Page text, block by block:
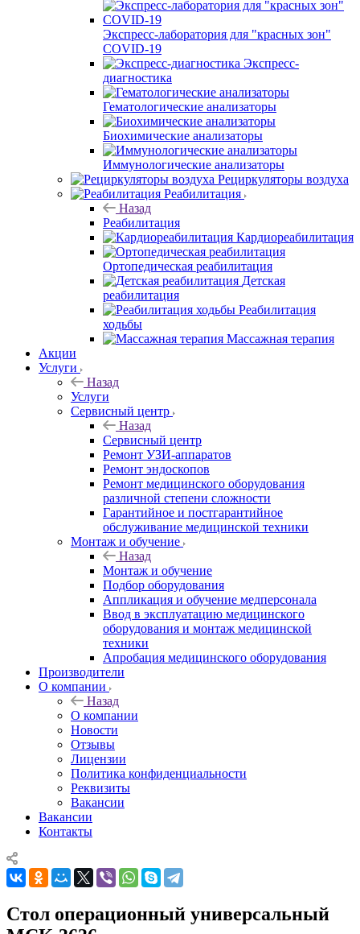
Экспресс-лаборатория для "красных зон"
COVID-19
Экспресс-
диагностика
Гематологические анализаторы
Биохимические анализаторы
Иммунологические анализаторы
Рециркуляторы воздуха
Реабилитация
Назад
Реабилитация
Кардиореабилитация
Ортопедическая реабилитация
Детская
реабилитация
Реабилитация
ходьбы
Массажная терапия
Акции
Услуги
Назад
Услуги
Сервисный центр
Назад
Сервисный центр
Ремонт УЗИ-аппаратов
Ремонт эндоскопов
Ремонт медицинского оборудования
различной степени сложности
Гарантийное и постгарантийное
обслуживание медицинской техники
Монтаж и обучение
Назад
Монтаж и обучение
Подбор оборудования
Аппликация и обучение медперсонала
Ввод в эксплуатацию медицинского
оборудования и монтаж медицинской
техники
Апробация медицинского оборудования
Производители
О компании
Назад
О компании
Новости
Отзывы
Лицензии
Политика конфиденциальности
Реквизиты
Вакансии
Вакансии
Контакты
Стол операционный универсальный